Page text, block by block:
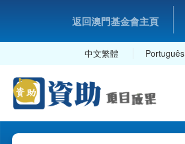
返回澳門基金會主頁
中文繁體 Português